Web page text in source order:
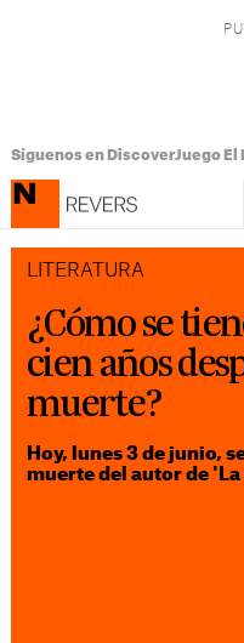
Síguenos en DiscoverJuego El
LITERATURA
¿Cómo se
cien años
muerte?
Hoy, lunes 3 de junio,
muerte del autor de